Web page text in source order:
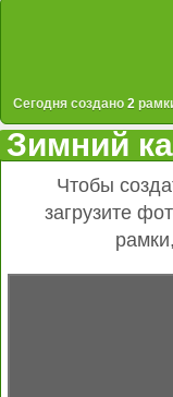
Сегодня создано 2
Зимний
Чтобы
загрузите